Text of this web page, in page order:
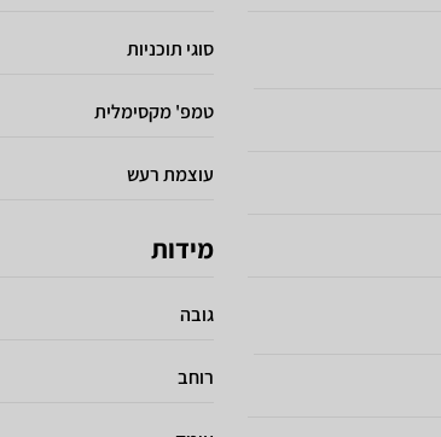
סוגי תוכניות
טמפ' מקסימלית
עוצמת רעש
מידות
גובה
רוחב